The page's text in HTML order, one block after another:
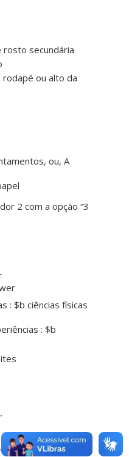
rosto secundária
ou alto da
ou, A
2 com a opção “3
: $b ciências físicas
: $b
em desuso,